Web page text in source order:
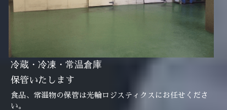
冷蔵・冷凍・常温倉庫
保管いたします
食品、常温物の保管は光輪ロジスティクスにお任せくださ
い。